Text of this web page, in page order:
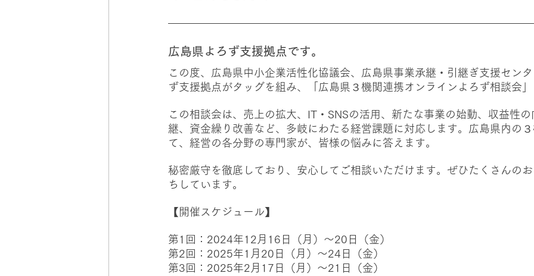
広島県よろず支援拠点です。
この度、広島県中小企業活性化協議会、広島県事業承継・引継ぎ支援セン
ず支援拠点がタッグを組み、「広島県３機関連携オンラインよろず相談会
この相談会は、売上の拡大、IT・SNSの活用、新たな事業の始動、収益性
継、資金繰り改善など、多岐にわたる経営課題に対応します。広島県内の
て、経営の各分野の専門家が、皆様の悩みに答えます。
秘密厳守を徹底しており、安心してご相談いただけます。ぜひたくさんの
ちしています。
【開催スケジュール】
第1回：2024年12月16日（月）～20日（金）
第2回：2025年1月20日（月）～24日（金）
第3回：2025年2月17日（月）～21日（金）